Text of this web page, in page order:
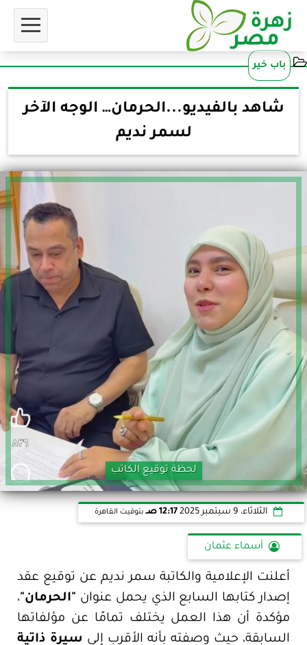
باب خير
شاهد بالفيديو...الحرمان… الوجه الآخر
لسمر نديم
لحظة توقيع الكاتب
الثلاثاء، 9 سبتمبر 2025 12:17 صـ بتوقيت القاهرة
أسماء عثمان
أعلنت الإعلامية والكاتبة سمر نديم عن توقيع عقد
إصدار كتابها السابع الذي يحمل عنوان "الحرمان"،
مؤكدة أن هذا العمل يختلف تمامًا عن مؤلفاتها
السابقة، حيث وصفته بأنه الأقرب إلى سيرة ذاتية